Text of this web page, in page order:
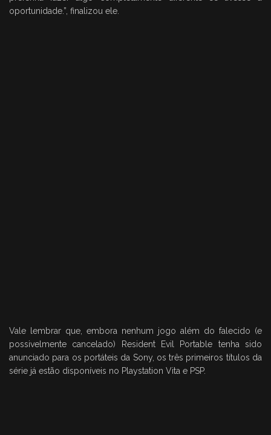
oportunidade.”, finalizou ele.
Vale lembrar que, embora nenhum jogo além do falecido (e
possivelmente cancelado) Resident Evil Portable tenha sido
anunciado para os portáteis da Sony, os três primeiros títulos da
série já estão disponíveis no Playstation Vita e PSP.